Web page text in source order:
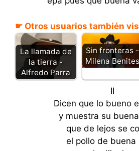
☛ Otros usuarios también
La llamada de
la tierra -
Alfredo Parra
Sin fronteras -
Milena Benites
II
Dicen que lo bueno
y muestra su
que de lejos se
el pollo de buena